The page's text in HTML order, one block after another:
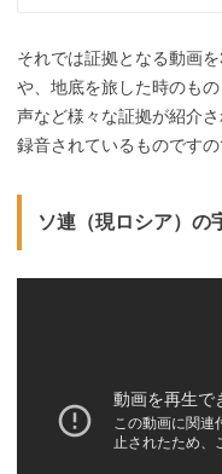
それでは証拠となる動画
や、地底を旅した時のも
声など様々な証拠が紹介
録音されているものです
ソ連（現ロシア）の